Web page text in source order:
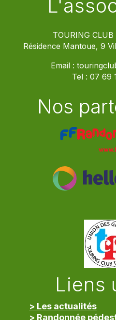
TOURING CLUB
Résidence Mantoue, 9
Email :
Tel : 07 69
Nos
Liens
> Les actualités
> Randonnée